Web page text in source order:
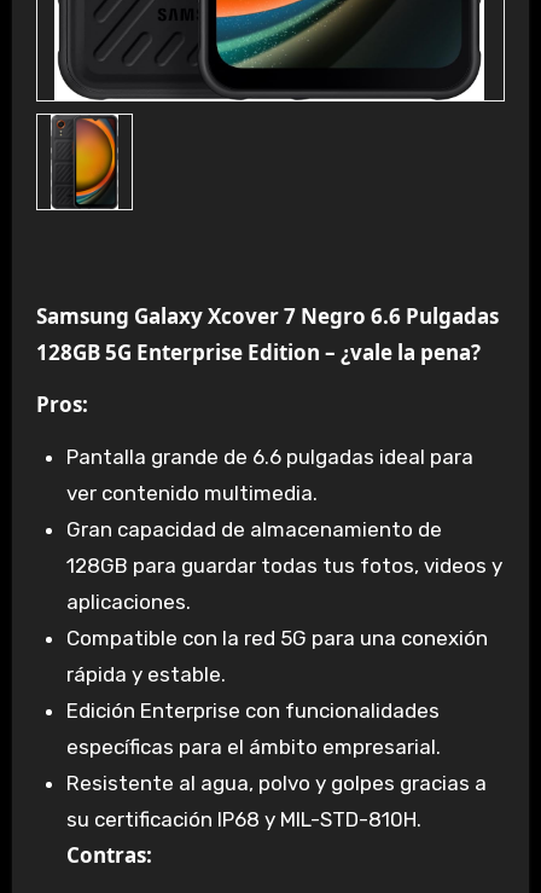
Samsung Galaxy Xcover 7 Negro 6.6 Pulgadas
128GB 5G Enterprise Edition – ¿vale la pena?
Pros:
Pantalla grande de 6.6 pulgadas ideal para
ver contenido multimedia.
Gran capacidad de almacenamiento de
128GB para guardar todas tus fotos, videos y
aplicaciones.
Compatible con la red 5G para una conexión
rápida y estable.
Edición Enterprise con funcionalidades
específicas para el ámbito empresarial.
Resistente al agua, polvo y golpes gracias a
su certificación IP68 y MIL-STD-810H.
Contras: